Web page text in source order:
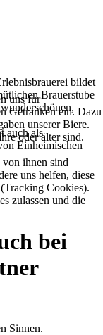
bildet
Brauerstube
auch als
Einheimischen
bei
Sinnen.
uns für
Getränken ein. Dazu
unserer Biere.
oder älter sind.
ihnen sind
uns helfen, diese
Cookies).
zulassen und die